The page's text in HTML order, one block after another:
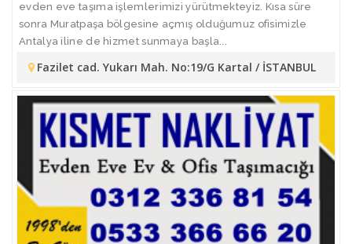
evden eve taşıma işlemlerimizi yürütmekteyiz. Kısa süre
sonra Muratpaşa bölgesine açmış olduğumuz ofisimizle
Antalya iline de hizmet sunmaya başla...
Fazilet cad. Yukarı Mah. No:19/G Kartal / İSTANBUL